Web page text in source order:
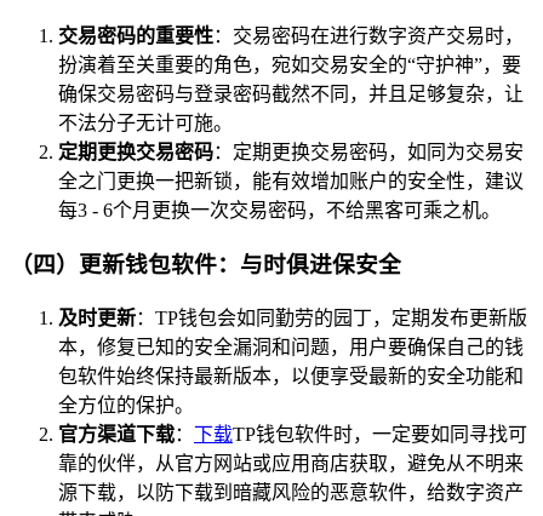
交易密码的重要性：交易密码在进行数字资产交易时，
扮演着至关重要的角色，宛如交易安全的“守护神”，要
确保交易密码与登录密码截然不同，并且足够复杂，让
不法分子无计可施。
定期更换交易密码：定期更换交易密码，如同为交易安
全之门更换一把新锁，能有效增加账户的安全性，建议
每3 - 6个月更换一次交易密码，不给黑客可乘之机。
（四）更新钱包软件：与时俱进保安全
及时更新：TP钱包会如同勤劳的园丁，定期发布更新版
本，修复已知的安全漏洞和问题，用户要确保自己的钱
包软件始终保持最新版本，以便享受最新的安全功能和
全方位的保护。
官方渠道下载： 下载TP钱包软件时，一定要如同寻找可
靠的伙伴，从官方网站或应用商店获取，避免从不明来
源下载，以防下载到暗藏风险的恶意软件，给数字资产